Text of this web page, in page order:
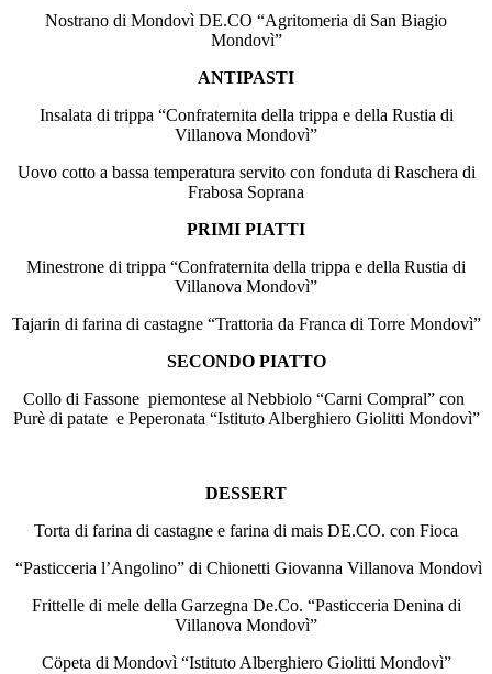
Nostrano di Mondovì DE.CO “Agritomeria di San Biagio
Mondovì”
ANTIPASTI
Insalata di trippa “Confraternita della trippa e della Rustia di
Villanova Mondovì”
Uovo cotto a bassa temperatura servito con fonduta di Raschera di
Frabosa Soprana
PRIMI PIATTI
Minestrone di trippa “Confraternita della trippa e della Rustia di
Villanova Mondovì”
Tajarin di farina di castagne “Trattoria da Franca di Torre Mondovì”
SECONDO PIATTO
Collo di Fassone piemontese al Nebbiolo “Carni Compral” con
Purè di patate e Peperonata “Istituto Alberghiero Giolitti Mondovì”
DESSERT
Torta di farina di castagne e farina di mais DE.CO. con Fioca
“Pasticceria l’Angolino” di Chionetti Giovanna Villanova Mondovì
Frittelle di mele della Garzegna De.Co. “Pasticceria Denina di
Villanova Mondovì”
Cöpeta di Mondovì “Istituto Alberghiero Giolitti Mondovì”